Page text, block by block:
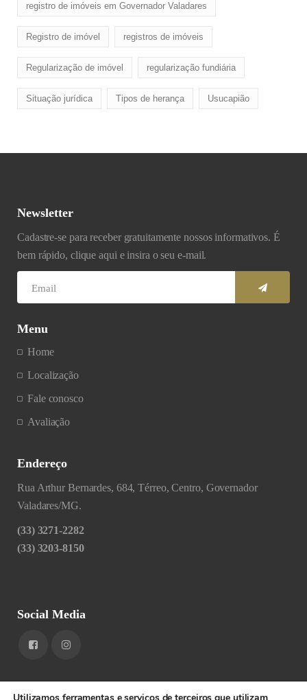
registro de imóveis em Governador Valadares
Registro de imóvel registros de imóveis
Regularização de imóvel regularização fundiária
Situação jurídica Tipos de herança Usucapião
Newsletter
Cadastre-se para receber gratuitamente nossos informativos. É
bem rápido, clique aqui e insira o seu e-mail.
Menu
Home
Localização
Fale conosco
Avaliação
Endereço
Rua Arthur Bernardes, 684, Térreo, Centro, Governador
Valadares/MG.
(33) 3271-2282
(33) 3203-8150
Social Media